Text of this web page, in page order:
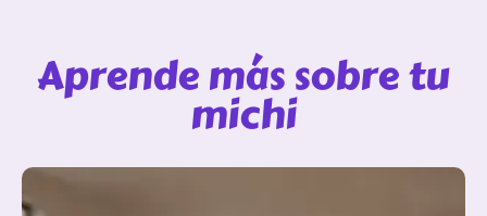
Aprende más sobre tu
michi